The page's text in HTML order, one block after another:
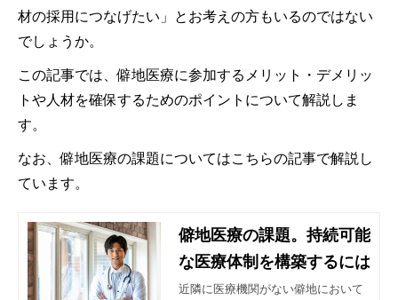
材の採用につなげたい」とお考えの方もいるのではない
でしょうか。
この記事では、僻地医療に参加するメリット・デメリッ
トや人材を確保するためのポイントについて解説しま
す。
なお、僻地医療の課題についてはこちらの記事で解説し
ています。
僻地医療の課題。持続可能
な医療体制を構築するには
近隣に医療機関がない僻地において